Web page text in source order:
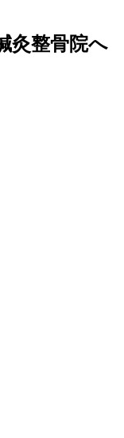
灸整骨院へ